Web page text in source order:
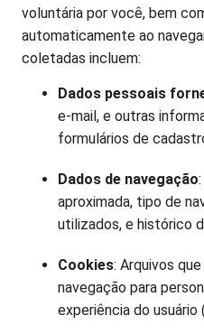
voluntária por você, bem
automaticamente ao
coletadas incluem:
Dados pessoais
e-mail, e outras
formulários de
Dados de navegação
aproximada, tipo de
utilizados, e histórico
Cookies: Arquivos
navegação para
experiência do usuário